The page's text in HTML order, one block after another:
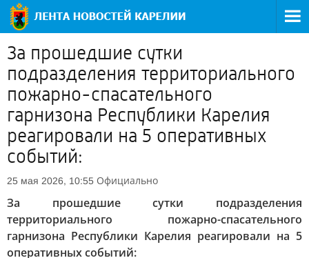
За прошедшие сутки
подразделения территориального
пожарно-спасательного
гарнизона Республики Карелия
реагировали на 5 оперативных
событий:
25 мая 2026, 10:55 Официально
За прошедшие сутки подразделения
территориального пожарно-спасательного
гарнизона Республики Карелия реагировали на 5
оперативных событий: